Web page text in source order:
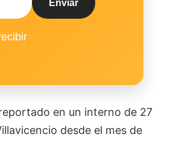
en un interno de 27
desde el mes de